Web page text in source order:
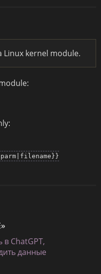
kernel module.
в ChatGPT,
данные